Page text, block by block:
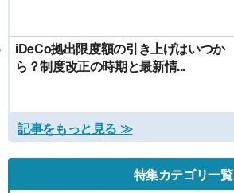
iDeCo拠出限度額の引き上げはいつか
ら？制度改正の時期と最新情...
記事をもっと見る ≫
特集カテゴリ一覧